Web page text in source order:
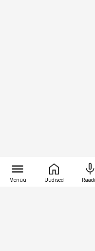
Menüü Uudised